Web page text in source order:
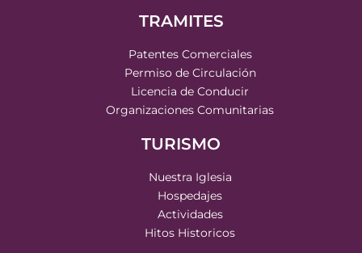
TRAMITES
Patentes Comerciales
Permiso de Circulación
Licencia de Conducir
Organizaciones Comunitarias
TURISMO
Nuestra Iglesia
Hospedajes
Actividades
Hitos Historicos